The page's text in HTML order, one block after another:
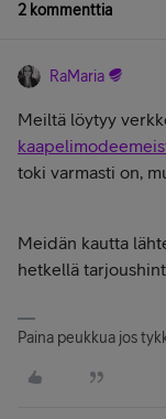
2 kommenttia
RaMaria
Meiltä löytyy
toki varmasti on,
Meidän kautta
hetkellä
Paina peukkua jos